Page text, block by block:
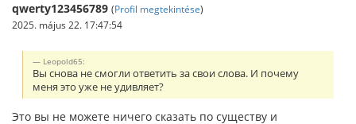
qwerty123456789 (Profil megtekintése)
2025. május 22. 17:47:54
Leopold65:
Вы снова не смогли ответить за свои слова. И почему
меня это уже не удивляет?
Это вы не можете ничего сказать по существу и